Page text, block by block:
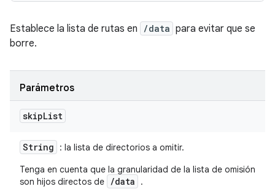
Establece la lista de rutas en /data para evitar que se
borre.
Parámetros
skipList
String
: la lista de directorios a omitir.
Tenga en cuenta que la granularidad de la lista de omisión
son hijos directos de
/data .